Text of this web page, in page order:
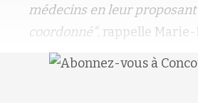
médecins en leur
coordonné", rappelle